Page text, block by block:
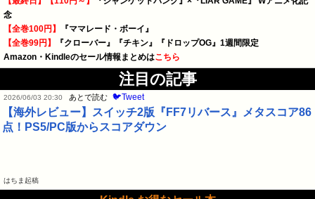
念
【全巻100円】
『ママレード・ボーイ』
【全巻99円】
『クローバー』『チキン』『ドロップOG』1週間限定
Amazon・Kindleのセール情報まとめはこちら
注目の記事
2026/06/03 20:30 あとで読む 🐦Tweet
【海外レビュー】スイッチ2版『FF7リバース』メタスコア86
点！PS5/PC版からスコアダウン
はちま起稿